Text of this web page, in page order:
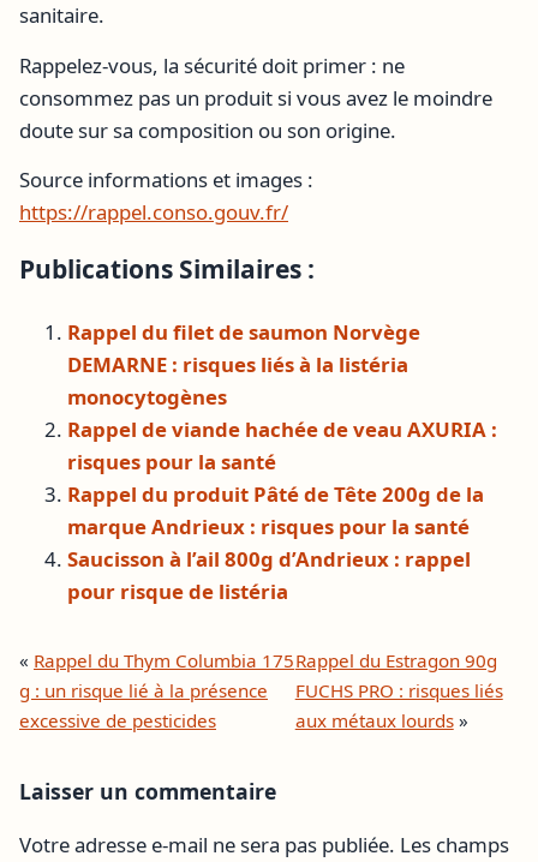
sanitaire.
Rappelez-vous, la sécurité doit primer : ne
consommez pas un produit si vous avez le moindre
doute sur sa composition ou son origine.
Source informations et images :
https://rappel.conso.gouv.fr/
Publications Similaires :
Rappel du filet de saumon Norvège
DEMARNE : risques liés à la listéria
monocytogènes
Rappel de viande hachée de veau AXURIA :
risques pour la santé
Rappel du produit Pâté de Tête 200g de la
marque Andrieux : risques pour la santé
Saucisson à l’ail 800g d’Andrieux : rappel
pour risque de listéria
« Rappel du Thym Columbia 175
g : un risque lié à la présence
excessive de pesticides
Rappel du Estragon 90g
FUCHS PRO : risques liés
aux métaux lourds»
Laisser un commentaire
Votre adresse e-mail ne sera pas publiée. Les champs